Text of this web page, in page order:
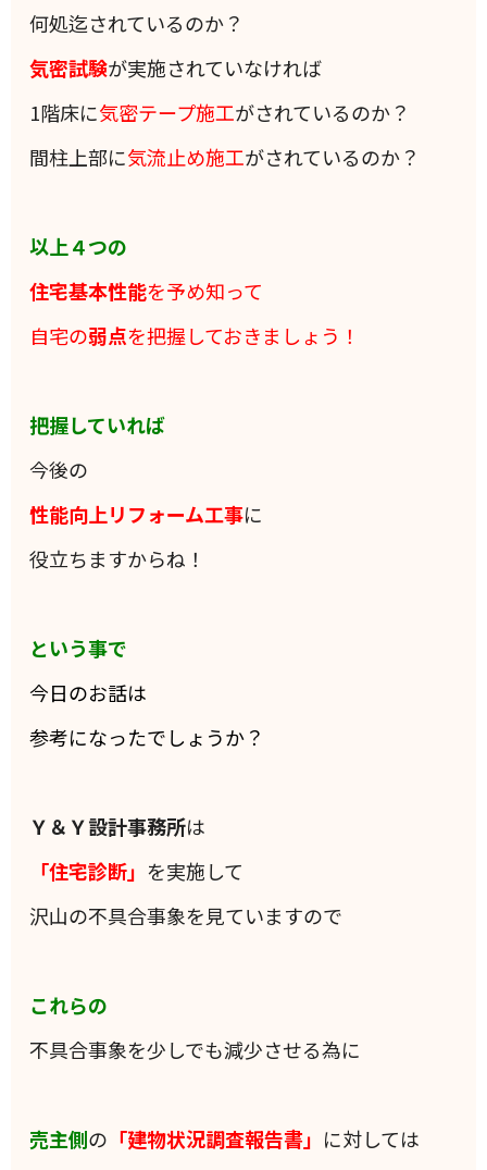
何処迄されているのか？
気密試験が実施されていなければ
1階床に気密テープ施工がされているのか？
間柱上部に気流止め施工がされているのか？
以上４つの
住宅基本性能を予め知って
自宅の弱点を把握しておきましょう！
把握していれば
今後の
性能向上リフォーム工事に
役立ちますからね！
という事で
今日のお話は
参考になったでしょうか？
Ｙ＆Ｙ設計事務所は
「住宅診断」 を実施して
沢山の不具合事象を見ていますので
これらの
不具合事象を少しでも減少させる為に
売主側の 「建物状況調査報告書」 に対しては